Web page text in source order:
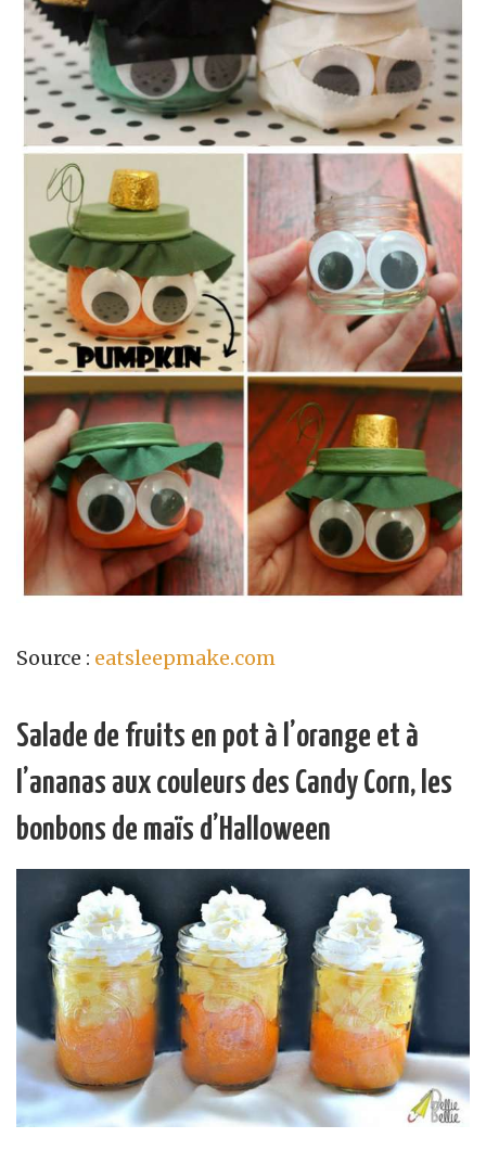
Source : eatsleepmake.com
Salade de fruits en pot à l’orange et à
l’ananas aux couleurs des Candy Corn, les
bonbons de maïs d’Halloween